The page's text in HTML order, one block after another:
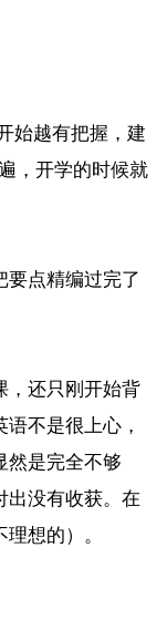
越有把握，建
，开学的时候就
点精编过完了
还只刚开始背
不是很上心，
然是完全不够
出没有收获。在
想的）。